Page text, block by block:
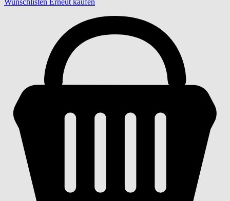
Wunschlisten Erneut kaufen